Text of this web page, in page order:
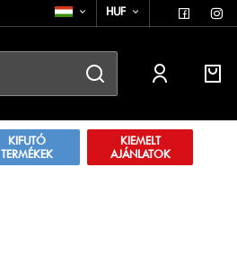
HUF
KIFUTÓ
TERMÉKEK
KIEMELT
AJÁNLATOK